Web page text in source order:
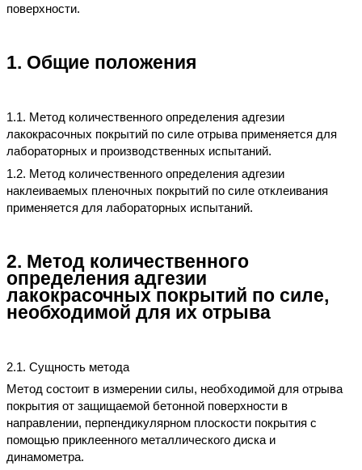
поверхности.
1. Общие положения
1.1. Метод количественного определения адгезии
лакокрасочных покрытий по силе отрыва применяется для
лабораторных и производственных испытаний.
1.2. Метод количественного определения адгезии
наклеиваемых пленочных покрытий по силе отклеивания
применяется для лабораторных испытаний.
2. Метод количественного
определения адгезии
лакокрасочных покрытий по силе,
необходимой для их отрыва
2.1. Сущность метода
Метод состоит в измерении силы, необходимой для отрыва
покрытия от защищаемой бетонной поверхности в
направлении, перпендикулярном плоскости покрытия с
помощью приклеенного металлического диска и
динамометра.